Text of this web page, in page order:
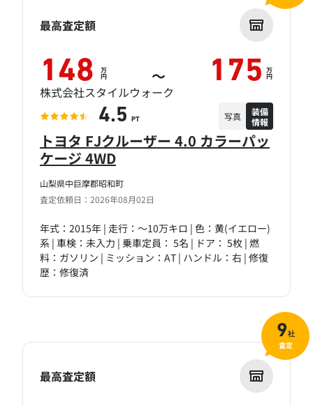
山梨県中巨摩郡昭和町
査定依頼日：2026年08月02日
トヨタ FJクルーザー 4.0 カラーパッ
ケージ 4WD
年式：2015年 | 走行：～10万キロ | 色：黄(イエロー)
系 | 車検：未入力 | 乗車定員： 5名 | ドア： 5枚 | 燃
料：ガソリン | ミッション：AT | ハンドル：右 | 修復
歴：修復済
最高査定額
148 万
円 ～ 175 万
円
株式会社スタイルウォーク
4.5 PT 写真
装備
情報
最高査定額
9社
査定